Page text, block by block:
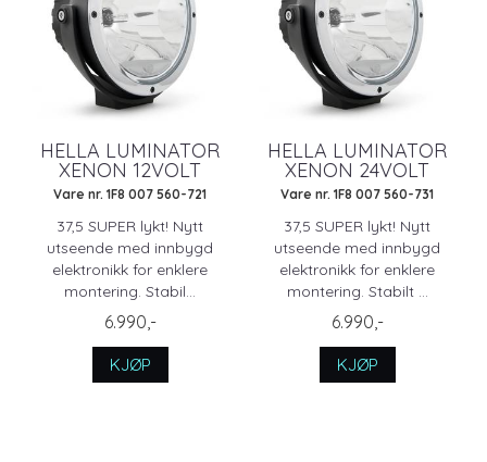
HELLA LUMINATOR
XENON 12VOLT
Vare nr. 1F8 007 560-721
37,5 SUPER lykt! Nytt
utseende med innbygd
elektronikk for enklere
montering. Stabil...
6.990,-
KJØP
HELLA LUMINATOR
XENON 24VOLT
Vare nr. 1F8 007 560-731
37,5 SUPER lykt! Nytt
utseende med innbygd
elektronikk for enklere
montering. Stabilt ...
6.990,-
KJØP